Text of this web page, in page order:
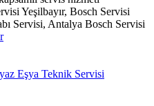
Yeşilbayır, Bosch Servisi
Servisi, Antalya Bosch Servisi
Eşya Teknik Servisi